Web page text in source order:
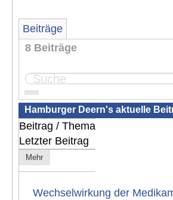
Beiträge
8 Beiträge
Seite:
Hamburger Deern's aktuelle
Beitrag / Thema
Letzter Beitrag
Mehr
Wechselwirkung der